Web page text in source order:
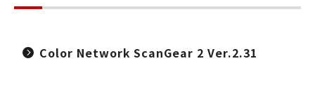
Color Network ScanGear 2 Ver.2.31